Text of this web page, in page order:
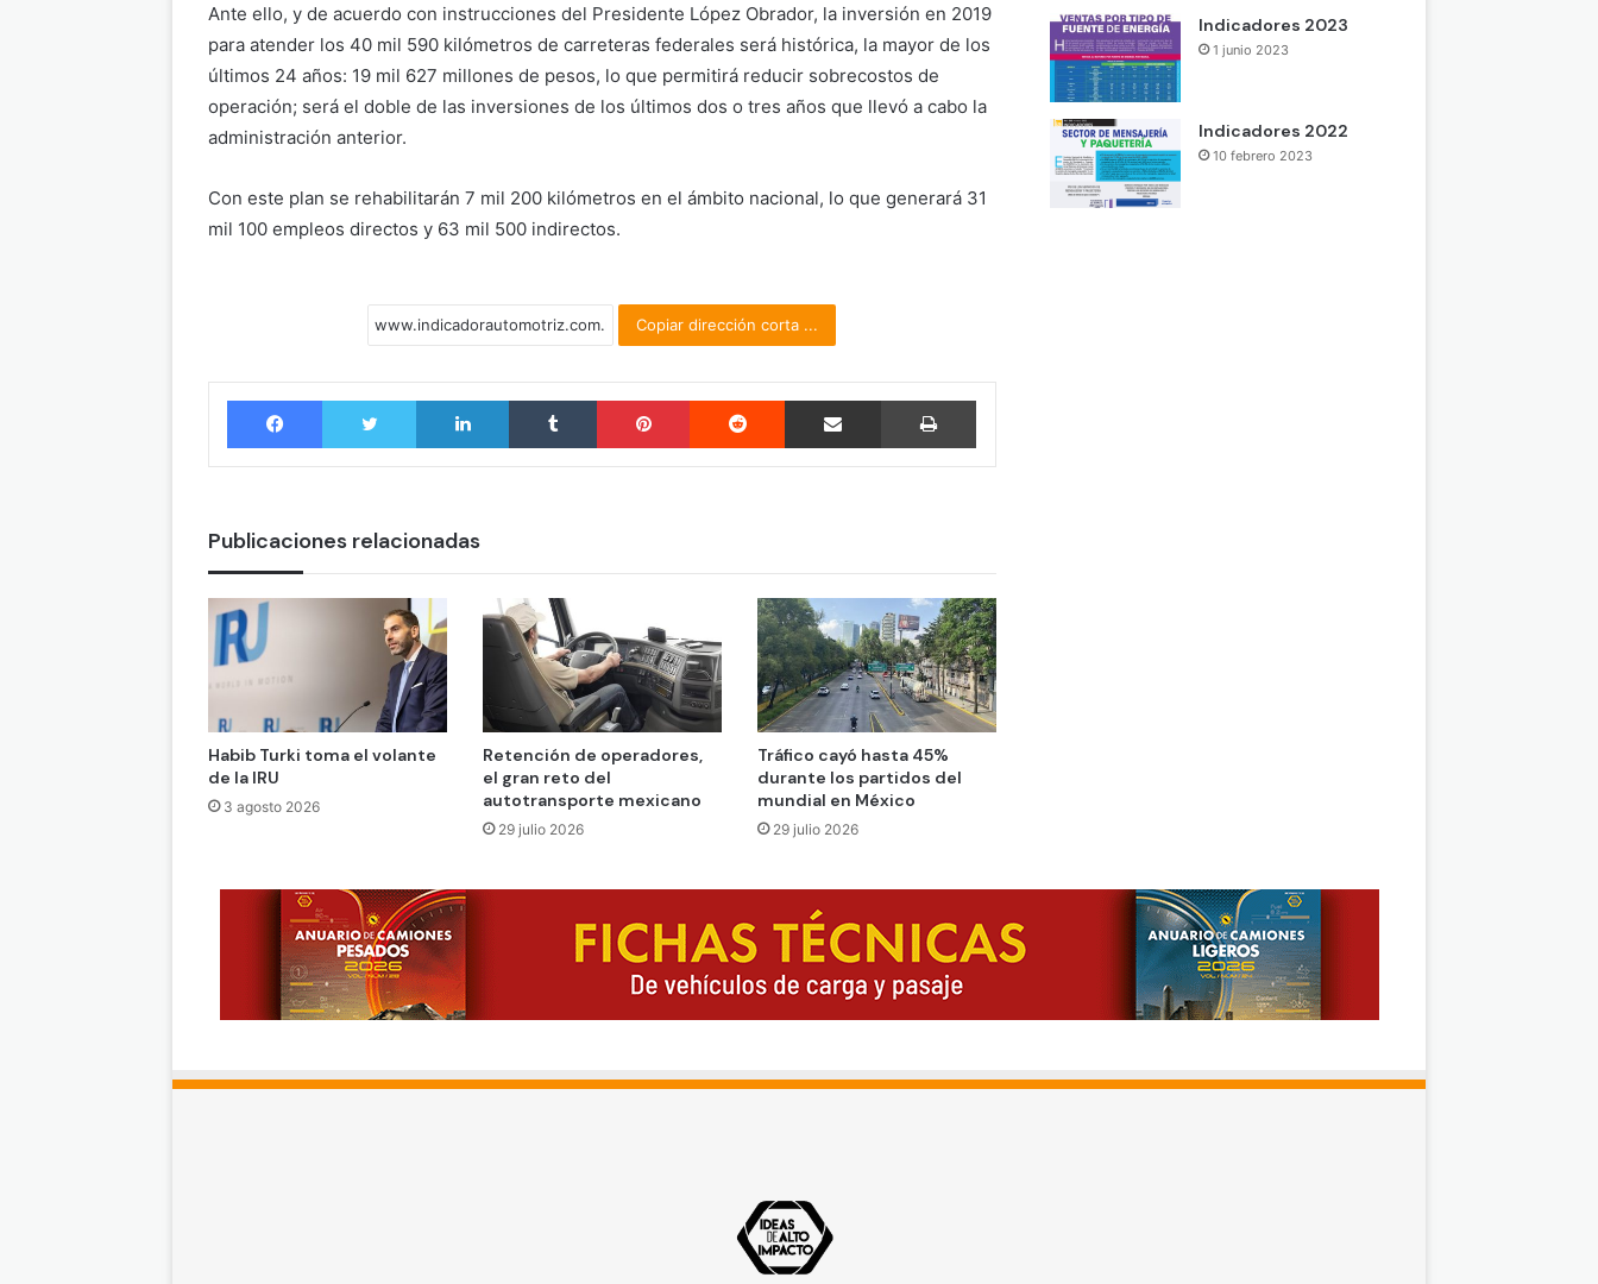
Ante ello, y de acuerdo con instrucciones del Presidente López Obrador, la inversión en 2019
para atender los 40 mil 590 kilómetros de carreteras federales será histórica, la mayor de los
últimos 24 años: 19 mil 627 millones de pesos, lo que permitirá reducir sobrecostos de
operación; será el doble de las inversiones de los últimos dos o tres años que llevó a cabo la
administración anterior.
Con este plan se rehabilitarán 7 mil 200 kilómetros en el ámbito nacional, lo que generará 31
mil 100 empleos directos y 63 mil 500 indirectos.
Copiar dirección corta ...
Facebook Twitter LinkedIn Tumblr Pinterest Reddit Compartir por correo electrónico
Publicaciones relacionadas
Habib Turki toma el volante
de la IRU
3 agosto 2026
Retención de operadores,
el gran reto del
autotransporte mexicano
29 julio 2026
Tráfico cayó hasta 45%
durante los partidos del
mundial en México
29 julio 2026
Indicadores 2023
1 junio 2023
Indicadores 2022
10 febrero 2023